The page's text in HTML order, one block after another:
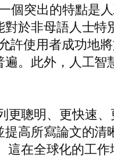
個突出的特點是
於非母語人士特
許使用者成功地
。此外，人工智
更聰明、更快速
高所寫論文的清
這在全球化的工